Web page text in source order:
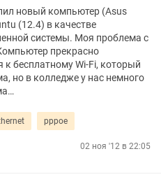
новый компьютер (Asus
(12.4) в качестве
системы. Моя проблема с
прекрасно
к бесплатному Wi-Fi, который
но в колледже у нас немного
pppoe
02 ноя '12 в 22:05